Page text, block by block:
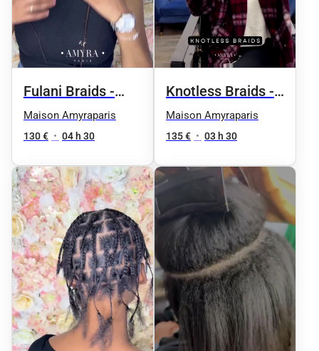
Fulani Braids -
Taille 3 / soutien-
gorge
Maison Amyraparis
130 € • 04 h 30
Knotless Braids -
Taille 3 / soutien-
gorge
Maison Amyraparis
135 € • 03 h 30